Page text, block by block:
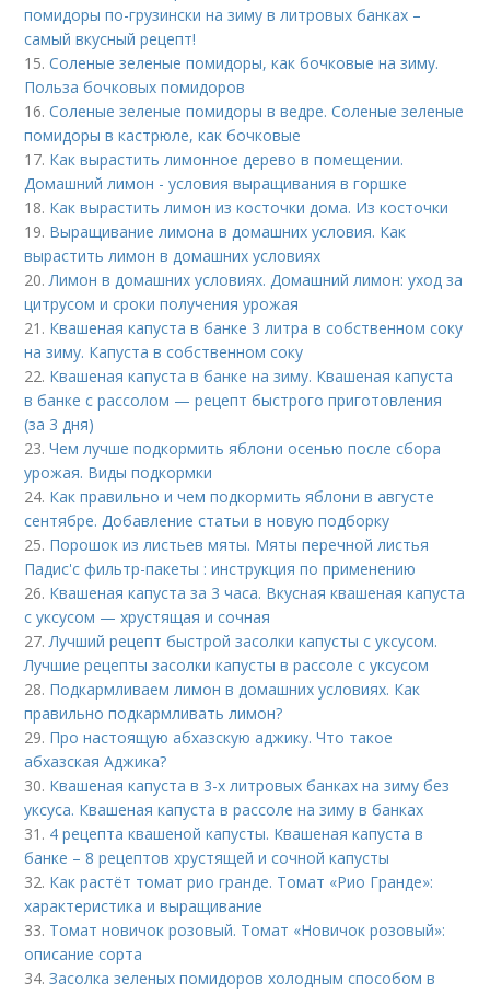
помидоры по-грузински на зиму в литровых банках –
самый вкусный рецепт!
15.Соленые зеленые помидоры, как бочковые на зиму.
Польза бочковых помидоров
16.Соленые зеленые помидоры в ведре. Соленые зеленые
помидоры в кастрюле, как бочковые
17. Как вырастить лимонное дерево в помещении.
Домашний лимон - условия выращивания в горшке
18. Как вырастить лимон из косточки дома. Из косточки
19. Выращивание лимона в домашних условия. Как
вырастить лимон в домашних условиях
20.Лимон в домашних условиях. Домашний лимон: уход за
цитрусом и сроки получения урожая
21. Квашеная капуста в банке 3 литра в собственном соку
на зиму. Капуста в собственном соку
22. Квашеная капуста в банке на зиму. Квашеная капуста
в банке с рассолом — рецепт быстрого приготовления
(за 3 дня)
23.Чем лучше подкормить яблони осенью после сбора
урожая. Виды подкормки
24. Как правильно и чем подкормить яблони в августе
сентябре. Добавление статьи в новую подборку
25. Порошок из листьев мяты. Мяты перечной листья
Падис'с фильтр-пакеты : инструкция по применению
26. Квашеная капуста за 3 часа. Вкусная квашеная капуста
с уксусом — хрустящая и сочная
27.Лучший рецепт быстрой засолки капусты с уксусом.
Лучшие рецепты засолки капусты в рассоле с уксусом
28. Подкармливаем лимон в домашних условиях. Как
правильно подкармливать лимон?
29. Про настоящую абхазскую аджику. Что такое
абхазская Аджика?
30. Квашеная капуста в 3-х литровых банках на зиму без
уксуса. Квашеная капуста в рассоле на зиму в банках
31. 4 рецепта квашеной капусты. Квашеная капуста в
банке – 8 рецептов хрустящей и сочной капусты
32. Как растёт томат рио гранде. Томат «Рио Гранде»:
характеристика и выращивание
33. Томат новичок розовый. Томат «Новичок розовый»:
описание сорта
34.Засолка зеленых помидоров холодным способом в